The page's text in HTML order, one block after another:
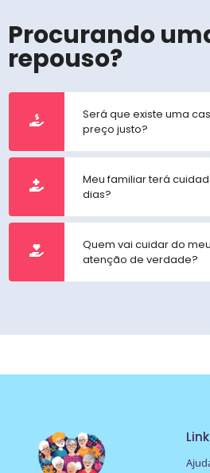
Procurando
repouso?
Será que existe uma
preço justo?
Meu familiar terá
dias?
Quem vai cuidar do
atenção de verdade?